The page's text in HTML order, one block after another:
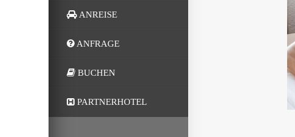
ANREISE
ANFRAGE
BUCHEN
PARTNERHOTEL